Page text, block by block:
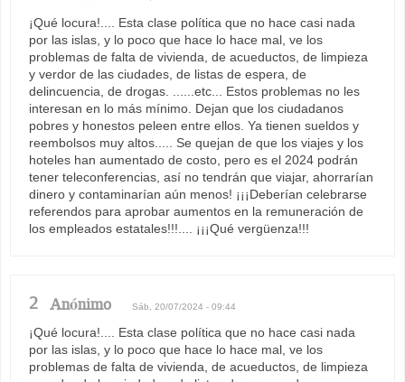
¡Qué locura!.... Esta clase política que no hace casi nada
por las islas, y lo poco que hace lo hace mal, ve los
problemas de falta de vivienda, de acueductos, de limpieza
y verdor de las ciudades, de listas de espera, de
delincuencia, de drogas. ......etc... Estos problemas no les
interesan en lo más mínimo. Dejan que los ciudadanos
pobres y honestos peleen entre ellos. Ya tienen sueldos y
reembolsos muy altos..... Se quejan de que los viajes y los
hoteles han aumentado de costo, pero es el 2024 podrán
tener teleconferencias, así no tendrán que viajar, ahorrarían
dinero y contaminarían aún menos! ¡¡¡Deberían celebrarse
referendos para aprobar aumentos en la remuneración de
los empleados estatales!!!.... ¡¡¡Qué vergüenza!!!
2 Anónimo Sáb, 20/07/2024 - 09:44
¡Qué locura!.... Esta clase política que no hace casi nada
por las islas, y lo poco que hace lo hace mal, ve los
problemas de falta de vivienda, de acueductos, de limpieza